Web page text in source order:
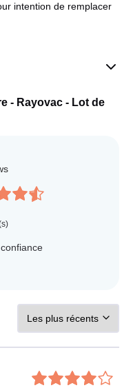
intention de remplacer
- Rayovac - Lot de